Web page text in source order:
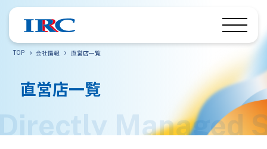
TOP 会社情報 直営店一覧
直営店一覧